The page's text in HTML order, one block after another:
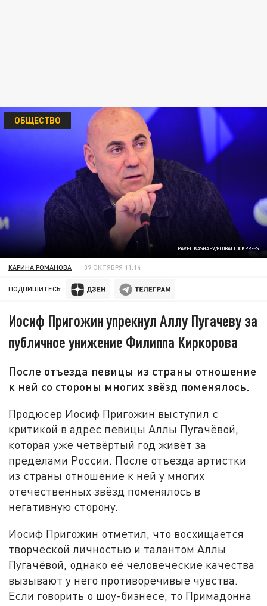
PAVEL KASHAEV/GLOBALLOOKPRESS
ОБЩЕСТВО
КАРИНА РОМАНОВА 09 ОКТЯБРЯ 11:14
ПОДПИШИТЕСЬ:
Иосиф Пригожин упрекнул Аллу Пугачеву за
публичное унижение Филиппа Киркорова
После отъезда певицы из страны отношение
к ней со стороны многих звёзд поменялось.
Продюсер Иосиф Пригожин выступил с
критикой в адрес певицы Аллы Пугачёвой,
которая уже четвёртый год живёт за
пределами России. После отъезда артистки
из страны отношение к ней у многих
отечественных звёзд поменялось в
негативную сторону.
Иосиф Пригожин отметил, что восхищается
творческой личностью и талантом Аллы
Пугачёвой, однако её человеческие качества
вызывают у него противоречивые чувства.
Если говорить о шоу-бизнесе, то Примадонна